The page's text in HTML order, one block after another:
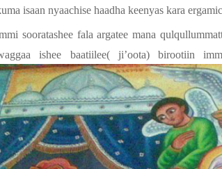
isaan nyaachise haadha keenyas kara
sooratashee fala argatee mana
ishee baatiilee( ji’oota) birootiin